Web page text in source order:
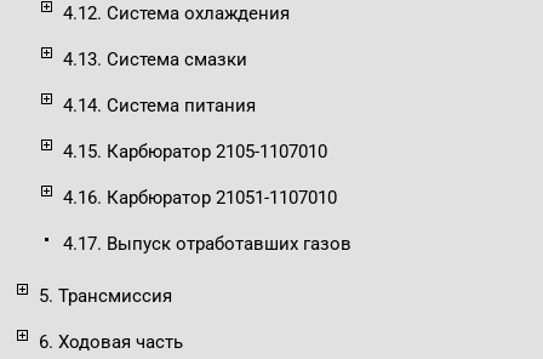
4.12. Система охлаждения
4.13. Система смазки
4.14. Система питания
4.15. Карбюратор 2105-1107010
4.16. Карбюратор 21051-1107010
4.17. Выпуск отработавших газов
5. Трансмиссия
6. Ходовая часть